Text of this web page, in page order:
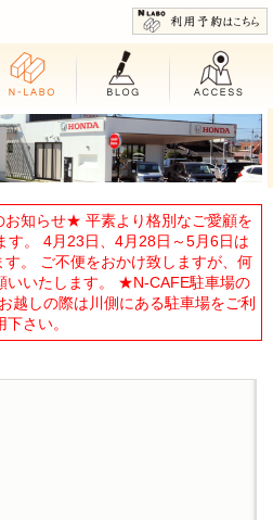
知らせ★ 平素より格別なご愛顧を
す。 4月23日、4月28日～5月6日は
。 ご不便をおかけ致しますが、何
いいたします。 ★N-CAFE駐車場の
越しの際は川側にある駐車場をご利
下さい。